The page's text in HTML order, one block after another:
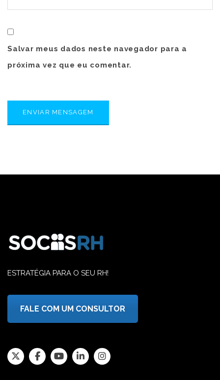
Salvar meus dados neste navegador para a
próxima vez que eu comentar.
ESTRATÉGIA PARA O SEU RH!
FALE COM UM CONSULTOR